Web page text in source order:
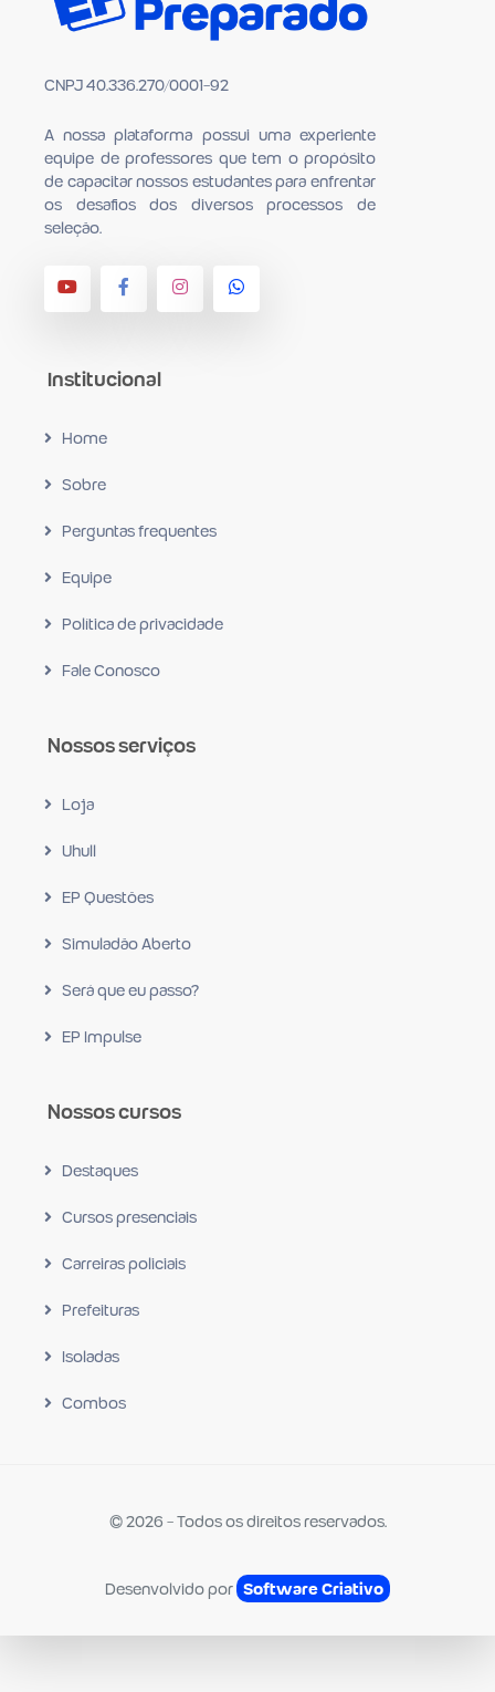
CNPJ 40.336.270/0001-92
A nossa plataforma possui uma experiente
equipe de professores que tem o propósito
de capacitar nossos estudantes para en­frentar
os desafios dos diversos processos de
seleção.
Institucional
Home
Sobre
Perguntas frequentes
Equipe
Política de privacidade
Fale Conosco
Nossos serviços
Loja
Uhull
EP Questões
Simuladão Aberto
Será que eu passo?
EP Impulse
Nossos cursos
Destaques
Cursos presenciais
Carreiras policiais
Prefeituras
Isoladas
Combos
© 2026 - Todos os direitos reservados.
Desenvolvido por Software Criativo